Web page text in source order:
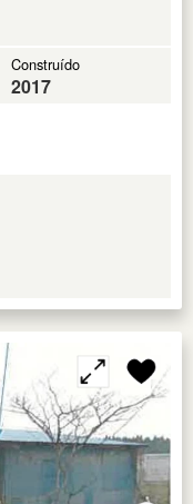
Construído
2017